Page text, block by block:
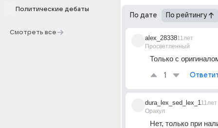
Политические дебаты
Смотреть все
По дате По рейтингу
alex_28338
Просветленный
11лет
Только с
1
dura_lex_sed_lex_1
Оракул
11лет
Нет, только при